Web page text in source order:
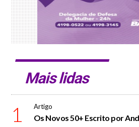
Mais lidas
1 Artigo
Os Novos 50+ Escrito por